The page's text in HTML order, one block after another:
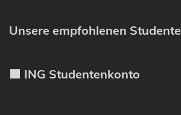
Unsere empfohlenen
🟧 ING Studentenkonto